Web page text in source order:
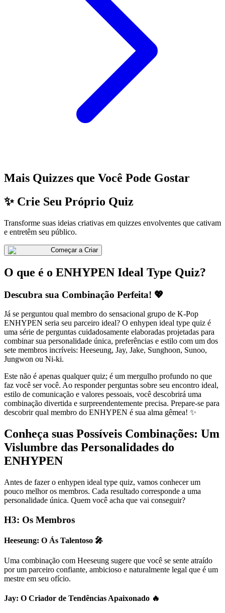
Mais Quizzes que Você Pode Gostar
✨ Crie Seu Próprio Quiz
Transforme suas ideias criativas em quizzes envolventes que cativam
e entretêm seu público.
Começar a Criar
O que é o ENHYPEN Ideal Type Quiz?
Descubra sua Combinação Perfeita! 💖
Já se perguntou qual membro do sensacional grupo de K-Pop
ENHYPEN seria seu parceiro ideal? O enhypen ideal type quiz é
uma série de perguntas cuidadosamente elaboradas projetadas para
combinar sua personalidade única, preferências e estilo com um dos
sete membros incríveis: Heeseung, Jay, Jake, Sunghoon, Sunoo,
Jungwon ou Ni-ki.
Este não é apenas qualquer quiz; é um mergulho profundo no que
faz você ser você. Ao responder perguntas sobre seu encontro ideal,
estilo de comunicação e valores pessoais, você descobrirá uma
combinação divertida e surpreendentemente precisa. Prepare-se para
descobrir qual membro do ENHYPEN é sua alma gêmea! ✨
Conheça suas Possíveis Combinações: Um
Vislumbre das Personalidades do
ENHYPEN
Antes de fazer o enhypen ideal type quiz, vamos conhecer um
pouco melhor os membros. Cada resultado corresponde a uma
personalidade única. Quem você acha que vai conseguir?
H3: Os Membros
Heeseung: O Ás Talentoso 🎤
Uma combinação com Heeseung sugere que você se sente atraído
por um parceiro confiante, ambicioso e naturalmente legal que é um
mestre em seu ofício.
Jay: O Criador de Tendências Apaixonado 🔥